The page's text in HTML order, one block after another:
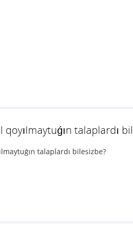
qoyılmaytuǵın talaplardı
talaplardı bilesizbe?